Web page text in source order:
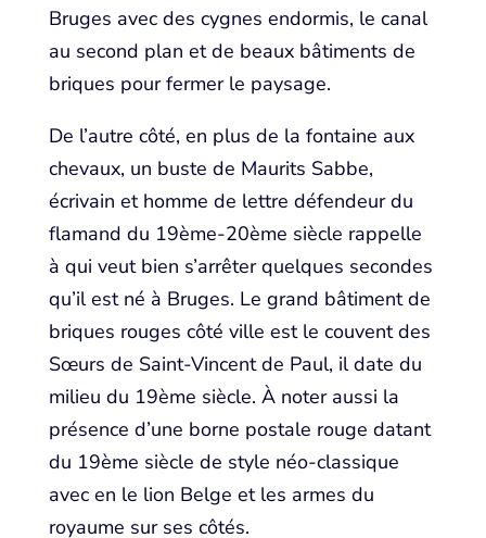
Bruges avec des cygnes endormis, le canal
au second plan et de beaux bâtiments de
briques pour fermer le paysage.
De l’autre côté, en plus de la fontaine aux
chevaux, un buste de Maurits Sabbe,
écrivain et homme de lettre défendeur du
flamand du 19ème-20ème siècle rappelle
à qui veut bien s’arrêter quelques secondes
qu’il est né à Bruges. Le grand bâtiment de
briques rouges côté ville est le couvent des
Sœurs de Saint-Vincent de Paul, il date du
milieu du 19ème siècle. À noter aussi la
présence d’une borne postale rouge datant
du 19ème siècle de style néo-classique
avec en le lion Belge et les armes du
royaume sur ses côtés.